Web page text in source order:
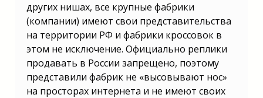
других нишах, все крупные фабрики
(компании) имеют свои представительства
на территории РФ и фабрики кроссовок в
этом не исключение. Официально реплики
продавать в России запрещено, поэтому
представили фабрик не «высовывают нос»
на просторах интернета и не имеют своих